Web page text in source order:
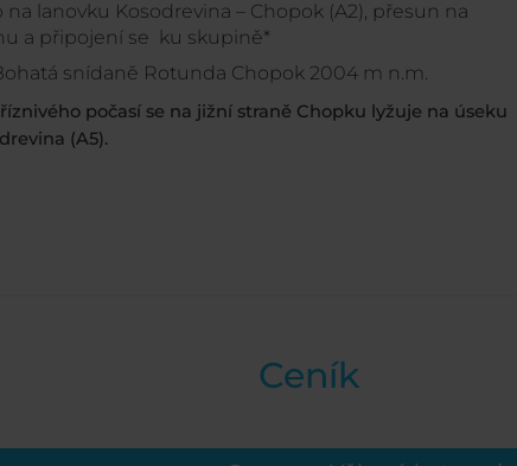
na lanovku Kosodrevina – Chopok (A2), přesun na
a připojení se ku skupině*
snídaně Rotunda Chopok 2004 m n.m.
počasí se na jižní straně Chopku lyžuje na úseku
(A5).
Ceník